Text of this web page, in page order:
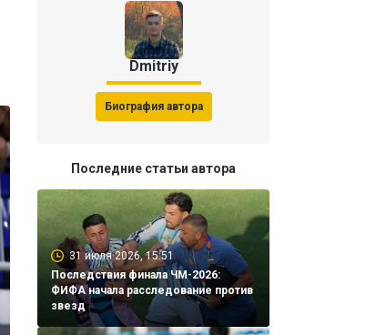
Dmitriy
Биография автора
Последние статьи автора
31 июля 2026, 15:51
Последствия финала ЧМ-2026:
ФИФА начала расследование против
звезд